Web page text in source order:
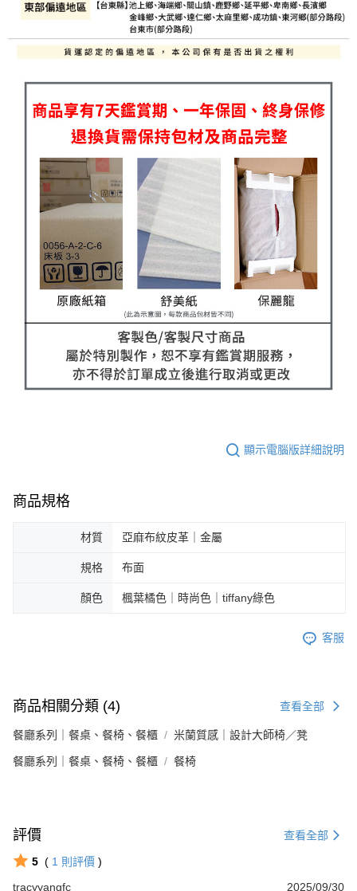
顯示電腦版詳細說明
商品規格
材質 亞麻布紋皮革｜金屬
規格 布面
顏色 楓葉橘色｜時尚色｜tiffany綠色
客服
商品相關分類 (4) 查看全部
餐廳系列｜餐桌、餐椅、餐櫃 米蘭質感｜設計大師椅／凳
餐廳系列｜餐桌、餐椅、餐櫃 餐椅
評價 查看全部
5 ( 1 則評價 )
tracyyangfc
2025/09/30